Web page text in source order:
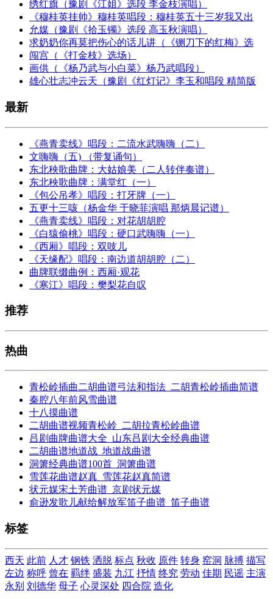
绣红旗（豫剧《江姐》选段 李金枝演唱）
《穆桂英挂帅》穆桂英唱段：穆桂英五十三岁我又出
允媒（豫剧《拾玉镯》选段 高玉秋演唱）
求奶奶你再莫把伤心的话儿讲（《铡刀下的红梅》选
闯宫（《打金枝》选场）
画供（《杨乃武与小白菜》杨乃武唱段）
雄心壮志冲云天（豫剧《红灯记》李玉和唱段 精简版
最新
《燕青卖线》唱段：二流水武嗨嗨（二）
文嗨嗨（五) （带复诵句）
东北秧歌曲牌：大姑娘美（二人转伴奏谱）
东北秧歌曲牌：满堂红（一）
《包公吊孝》唱段：打牙牌（一）
五更十三咳（杨金华 于晓菲演唱 那炳晨记谱）
《燕青卖线》唱段：对花胡胡腔
《白猿偷桃》唱段：硬口武嗨嗨（一）
《西厢》唱段：双吱儿
《天缘配》唱段：南边道胡胡腔（二）
曲牌联缀曲例：西厢·观花
《寒江》唱段：樊梨花自叹
推荐
热曲
青松岭插曲二胡曲谱弓法和指法_二胡青松岭插曲简谱
秦腔八年前风雪曲谱
十八摸曲谱
二胡曲谱视频青松岭_二胡拉青松岭曲谱
吕剧曲牌曲谱大全_山东吕剧大全经典曲谱
二胡曲谱地道战_地道战曲谱
洞箫经典曲谱100首_洞箫曲谱
雪莲花曲谱赵真_雪莲花赵真简谱
状元媒宋土芳曲谱_京剧状元媒
俞逊发歌儿献给解放军笛子曲谱_笛子曲谱
标签
西天 此前 人才 钢铁 洒脱 标点 秋收 原件 转身 窑洞 脉搏 描写
左边 称呼 曾在 羁绊 盛装 九江 抒情 终究 劳动 佳期 民谣 主演
永别 刘德华 母子 心灵深处 四合院 造化